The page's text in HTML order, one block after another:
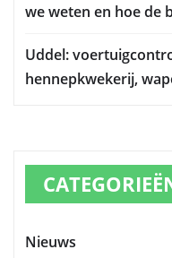
we weten en hoe de
Uddel:
hennepkwekerij,
Nieuws